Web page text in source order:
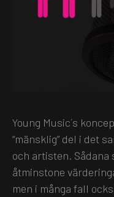
Young Music´s
“mänsklig” del i det
och artisten.
åtminstone
men i många fall